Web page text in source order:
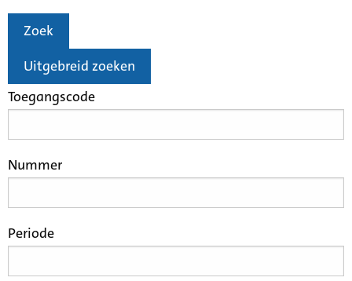
Zoek
Uitgebreid zoeken
Toegangscode
Nummer
Periode